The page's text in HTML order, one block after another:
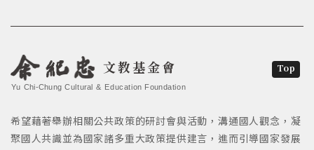
文教基金會
Yu Chi-Chung Cultural & Education Foundation
希望藉著舉辦相關公共政策的研討會與活動，溝通國人觀念，凝
聚國人共識並為國家諸多重大政策提供建言，進而引導國家發展
Top